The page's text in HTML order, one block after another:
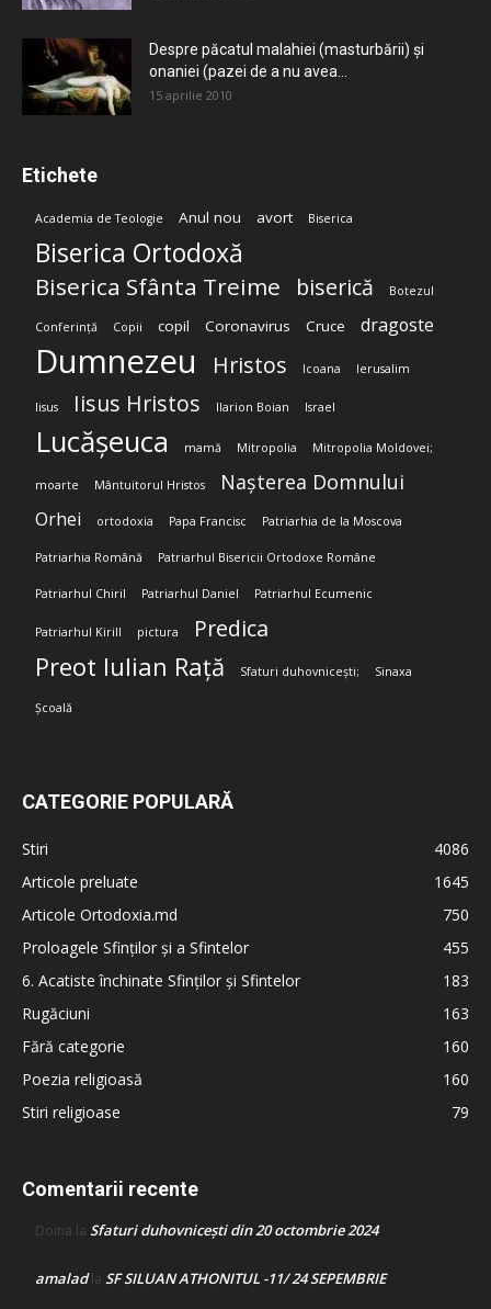
Despre păcatul malahiei (masturbării) şi
onaniei (pazei de a nu avea...
15 aprilie 2010
Etichete
Academia de Teologie Anul nou avort Biserica
Biserica Ortodoxă
Biserica Sfânta Treime biserică Botezul
Conferință Copii copil Coronavirus Cruce dragoste
Dumnezeu Hristos Icoana Ierusalim
Iisus Iisus Hristos Ilarion Boian Israel
Lucășeuca mamă Mitropolia Mitropolia Moldovei;
moarte Mântuitorul Hristos Nașterea Domnului
Orhei ortodoxia Papa Francisc Patriarhia de la Moscova
Patriarhia Română Patriarhul Bisericii Ortodoxe Române
Patriarhul Chiril Patriarhul Daniel Patriarhul Ecumenic
Patriarhul Kirill pictura Predica
Preot Iulian Rață Sfaturi duhovnicești; Sinaxa
Școală
CATEGORIE POPULARĂ
Stiri
4086
Articole preluate
1645
Articole Ortodoxia.md
750
Proloagele Sfinților și a Sfintelor
455
6. Acatiste închinate Sfinților și Sfintelor
183
Rugăciuni
163
Fără categorie
160
Poezia religioasă
160
Stiri religioase
79
Comentarii recente
Doina la Sfaturi duhovnicești din 20 octombrie 2024
amaladla SF SILUAN ATHONITUL -11/ 24 SEPEMBRIE